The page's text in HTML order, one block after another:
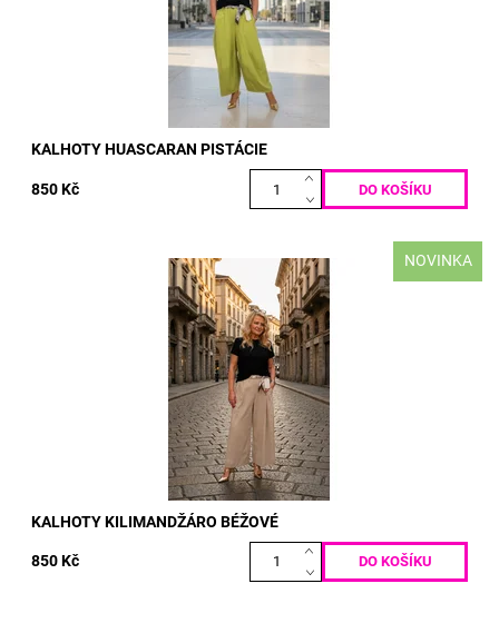
KALHOTY HUASCARAN PISTÁCIE
850 Kč
NOVINKA
materiál: PUNTO MILANO 50% BAVLNA 50% POLY-ELASTAN
VELIKOST: pas: 70 - 130 cm boky: max 130 cm délka: 100 cm
Skladem
KALHOTY KILIMANDŽÁRO BÉŽOVÉ
850 Kč